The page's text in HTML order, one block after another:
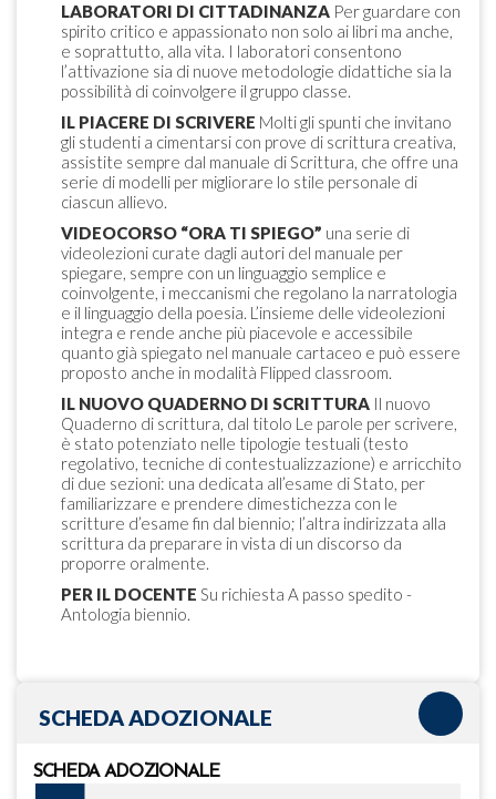
LABORATORI DI CITTADINANZA Per guardare con
spirito critico e appassionato non solo ai libri ma anche,
e soprattutto, alla vita. I laboratori consentono
l’attivazione sia di nuove metodologie didattiche sia la
possibilità di coinvolgere il gruppo classe.
IL PIACERE DI SCRIVERE Molti gli spunti che invitano
gli studenti a cimentarsi con prove di scrittura creativa,
assistite sempre dal manuale di Scrittura, che offre una
serie di modelli per migliorare lo stile personale di
ciascun allievo.
VIDEOCORSO “ORA TI SPIEGO” una serie di
videolezioni curate dagli autori del manuale per
spiegare, sempre con un linguaggio semplice e
coinvolgente, i meccanismi che regolano la narratologia
e il linguaggio della poesia. L’insieme delle videolezioni
integra e rende anche più piacevole e accessibile
quanto già spiegato nel manuale cartaceo e può essere
proposto anche in modalità Flipped classroom.
IL NUOVO QUADERNO DI SCRITTURA Il nuovo
Quaderno di scrittura, dal titolo Le parole per scrivere,
è stato potenziato nelle tipologie testuali (testo
regolativo, tecniche di contestualizzazione) e arricchito
di due sezioni: una dedicata all’esame di Stato, per
familiarizzare e prendere dimestichezza con le
scritture d’esame fin dal biennio; l’altra indirizzata alla
scrittura da preparare in vista di un discorso da
proporre oralmente.
PER IL DOCENTE Su richiesta A passo spedito -
Antologia biennio.
SCHEDA ADOZIONALE
SCHEDA ADOZIONALE